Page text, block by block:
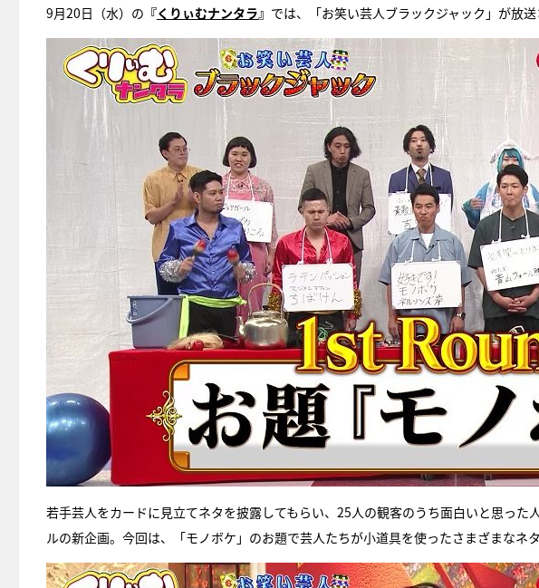
9月20日（水）の 『くりぃむナンタラ』 では、「お笑い芸人ブラックジャック」が放送
若手芸人をカードに見立てネタを披露してもらい、25人の観客のうち面白いと思っ
ルの新企画。今回は、「モノボケ」のお題で芸人たちが小道具を使ったさまざまなネタ